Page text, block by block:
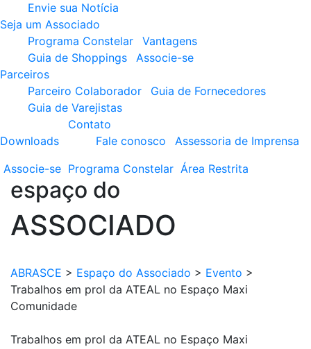
Envie sua Notícia
Seja um Associado
Programa Constelar
Vantagens
Guia de Shoppings
Associe-se
Parceiros
Parceiro Colaborador
Guia de Fornecedores
Guia de Varejistas
Downloads
Contato
Fale conosco
Assessoria de Imprensa
Associe-se Programa Constelar Área Restrita
espaço do
ASSOCIADO
ABRASCE > Espaço do Associado > Evento >
Trabalhos em prol da ATEAL no Espaço Maxi
Comunidade
Trabalhos em prol da ATEAL no Espaço Maxi